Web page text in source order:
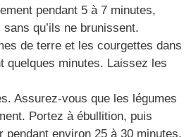
pendant 5 à 7 minutes,
qu’ils ne brunissent.
de terre et les courgettes dans
quelques minutes. Laissez les
Assurez-vous que les légumes
Portez à ébullition, puis
environ 25 à 30 minutes,